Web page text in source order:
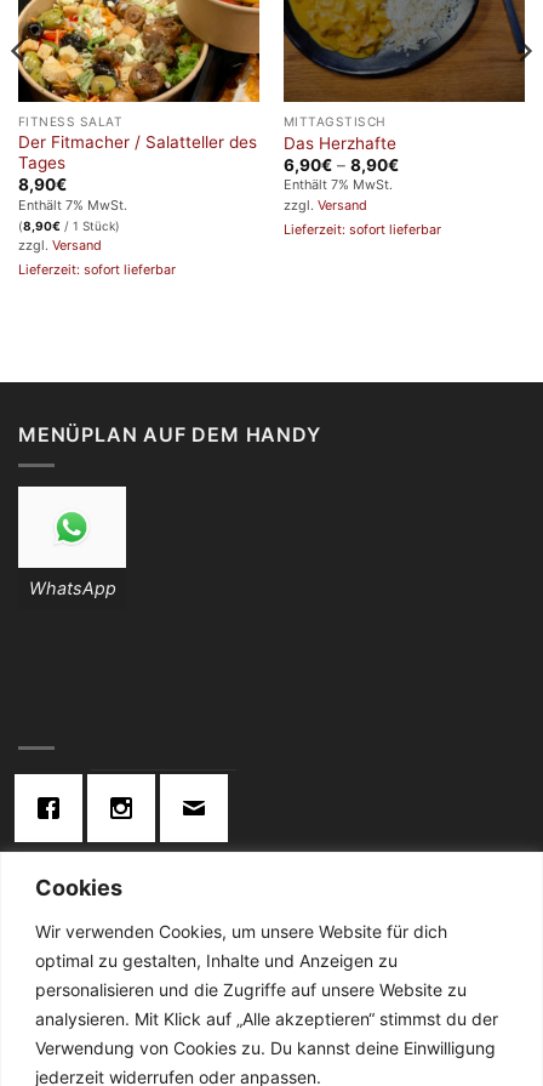
Cookies
Wir verwenden Cookies, um unsere Website für dich
optimal zu gestalten, Inhalte und Anzeigen zu
personalisieren und die Zugriffe auf unsere Website zu
analysieren. Mit Klick auf „Alle akzeptieren“ stimmst du der
Verwendung von Cookies zu. Du kannst deine Einwilligung
jederzeit widerrufen oder anpassen.
FITNESS SALAT
Der Fitmacher / Salatteller des
Tages
8,90€
Enthält 7% MwSt.
(8,90€/ 1 Stück)
zzgl. Versand
Lieferzeit: sofort lieferbar
MITTAGSTISCH
Das Herzhafte
6,90€ – 8,90€Preisspanne:
Enthält 7% MwSt.
zzgl. Versand
Lieferzeit: sofort lieferbar
MENÜPLAN AUF DEM HANDY
WhatsApp
KONTAKT:
Telefon: 02834 / 2024
De Cabanes-Straße 4
47638 Straelen